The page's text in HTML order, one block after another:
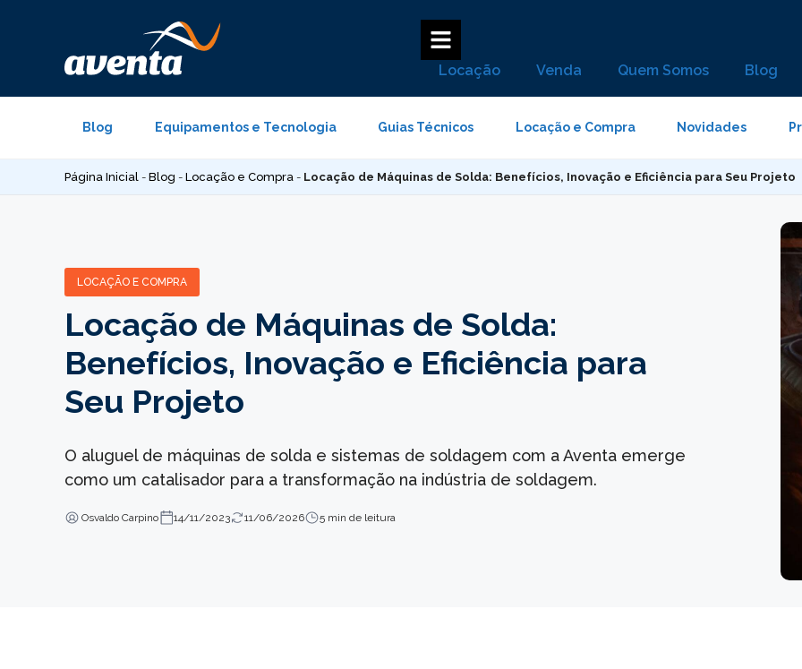
conteúdo
Locação Venda Quem Somos Blog
Blog Equipamentos e Tecnologia Guias Técnicos Locação e Compra Novidades
Página Inicial - Blog - Locação e Compra - Locação de Máquinas de Solda: Benefícios, Inovação e Eficiência para Seu Projeto
LOCAÇÃO E COMPRA
Locação de Máquinas de Solda:
Benefícios, Inovação e Eficiência para
Seu Projeto
O aluguel de máquinas de solda e sistemas de soldagem com a Aventa emerge
como um catalisador para a transformação na indústria de soldagem.
Osvaldo Carpino 14/11/2023 11/06/2026 5 min de leitura